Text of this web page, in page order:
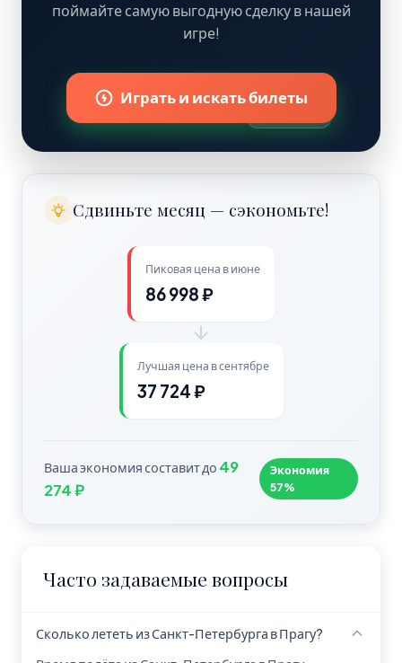
поймайте самую выгодную сделку в нашей
игре!
Играть и искать билеты
Сдвиньте месяц — сэкономьте!
Пиковая цена в июне
86 998 ₽
Лучшая цена в сентябре
37 724 ₽
Ваша экономия составит до 49
274 ₽
Экономия
57%
Часто задаваемые вопросы
Сколько лететь из Санкт-Петербурга в Прагу?